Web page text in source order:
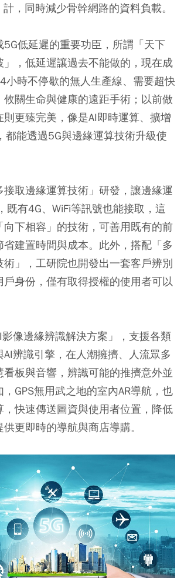
計，同時減少骨幹網路的資料負載。
低延遲的重要功臣，所謂「天下
」，低延遲讓過去不能做的，現在成
小時不停歇的無人生產線、需要超快
攸關生命與健康的遠距手術；以前做
更臻完美，像是AI即時運算、擴增
都能透過5G與邊緣運算技術升級使
取邊緣運算技術」研發，讓邊緣運
既有4G、WiFi等訊號也能接取，這
下相容」的技術，可善用既有的前
建置時間與成本。此外，搭配「多
」，工研院也開發出一套客戶辨別
身份，僅有取得授權的使用者可以
像邊緣辨識解決方案」，支援各類
辨識引擎，在人潮擁擠、人流眾多
看板與音響，辨識可能的推擠意外並
GPS無用武之地的室內AR導航，也
，快速傳送圖資與使用者位置，降低
更即時的導航與商店導購。